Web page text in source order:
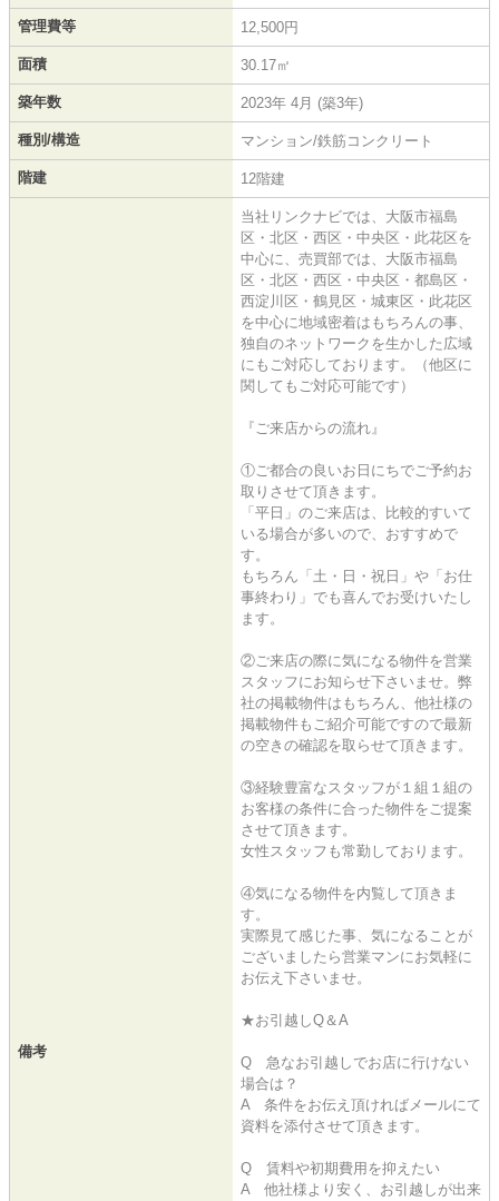
管理費等 12,500円
面積 30.17㎡
築年数 2023年 4月 (築3年)
種別/構造 マンション/鉄筋コンクリート
階建 12階建
備考
当社リンクナビでは、大阪市福島
区・北区・西区・中央区・此花区を
中心に、売買部では、大阪市福島
区・北区・西区・中央区・都島区・
西淀川区・鶴見区・城東区・此花区
を中心に地域密着はもちろんの事、
独自のネットワークを生かした広域
にもご対応しております。（他区に
関してもご対応可能です）
『ご来店からの流れ』
①ご都合の良いお日にちでご予約お
取りさせて頂きます。
「平日」のご来店は、比較的すいて
いる場合が多いので、おすすめで
す。
もちろん「土・日・祝日」や「お仕
事終わり」でも喜んでお受けいたし
ます。
②ご来店の際に気になる物件を営業
スタッフにお知らせ下さいませ。弊
社の掲載物件はもちろん、他社様の
掲載物件もご紹介可能ですので最新
の空きの確認を取らせて頂きます。
③経験豊富なスタッフが１組１組の
お客様の条件に合った物件をご提案
させて頂きます。
女性スタッフも常勤しております。
④気になる物件を内覧して頂きま
す。
実際見て感じた事、気になることが
ございましたら営業マンにお気軽に
お伝え下さいませ。
★お引越しQ＆A
Q 急なお引越しでお店に行けない
場合は？
A 条件をお伝え頂ければメールにて
資料を添付させて頂きます。
Q 賃料や初期費用を抑えたい
A 他社様より安く、お引越しが出来